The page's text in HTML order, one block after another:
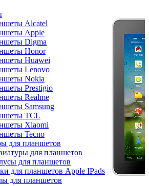
Alcatel
Apple
Digma
Honor
Huawei
Lenovo
Nokia
Prestigio
Realme
Samsung
TCL
Xiaomi
Tecno
для планшетов
для планшетов
для планшетов
для планшетов Apple IPads
для планшетов